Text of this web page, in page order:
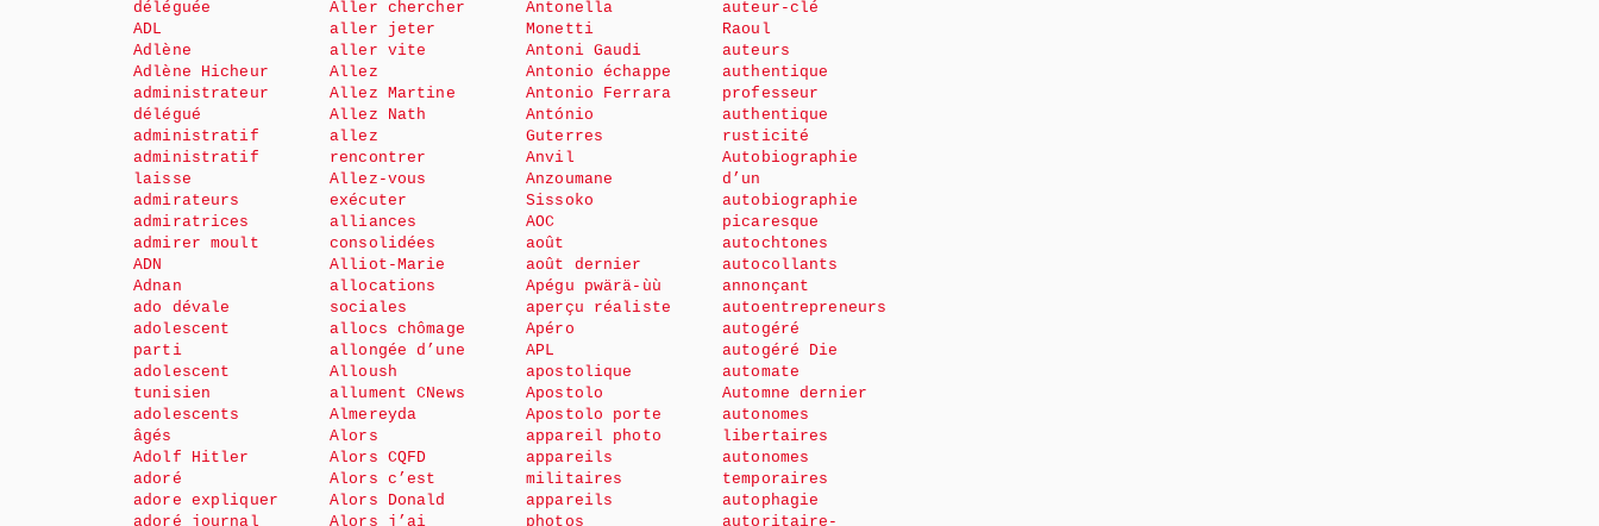
déléguée
ADL
Adlène
Adlène Hicheur
administrateur
délégué
administratif
administratif
laisse
admirateurs
admiratrices
admirer moult
ADN
Adnan
ado dévale
adolescent
parti
adolescent
tunisien
adolescents
âgés
Adolf Hitler
adoré
adore expliquer
adoré journal
Aller chercher
aller jeter
aller vite
Allez
Allez Martine
Allez Nath
allez
rencontrer
Allez-vous
exécuter
alliances
consolidées
Alliot-Marie
allocations
sociales
allocs chômage
allongée d’une
Alloush
allument CNews
Almereyda
Alors
Alors CQFD
Alors c’est
Alors Donald
Alors j’ai
Antonella
Monetti
Antoni Gaudi
Antonio échappe
Antonio Ferrara
António
Guterres
Anvil
Anzoumane
Sissoko
AOC
août
août dernier
Apégu pwärä-ùù
aperçu réaliste
Apéro
APL
apostolique
Apostolo
Apostolo porte
appareil photo
appareils
militaires
appareils
photos
auteur-clé
Raoul
auteurs
authentique
professeur
authentique
rusticité
Autobiographie
d’un
autobiographie
picaresque
autochtones
autocollants
annonçant
autoentrepreneurs
autogéré
autogéré Die
automate
Automne dernier
autonomes
libertaires
autonomes
temporaires
autophagie
autoritaire-